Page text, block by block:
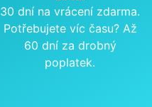
30 dní na vrácení zdarma.
Potřebujete víc času? Až
60 dní za drobný
poplatek.